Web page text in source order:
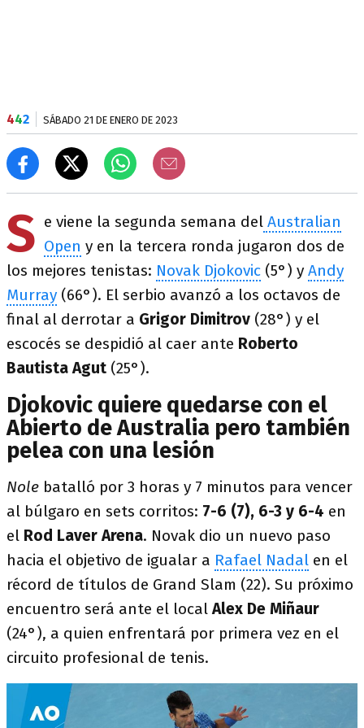
442 SÁBADO 21 DE ENERO DE 2023
S e viene la segunda semana del Australian
Open y en la tercera ronda jugaron dos de
los mejores tenistas: Novak Djokovic (5°) y Andy
Murray (66°). El serbio avanzó a los octavos de
final al derrotar a Grigor Dimitrov (28°) y el
escocés se despidió al caer ante Roberto
Bautista Agut (25°).
Djokovic quiere quedarse con el
Abierto de Australia pero también
pelea con una lesión
Nole batalló por 3 horas y 7 minutos para vencer
al búlgaro en sets corritos: 7-6 (7), 6-3 y 6-4 en
el Rod Laver Arena. Novak dio un nuevo paso
hacia el objetivo de igualar a Rafael Nadal en el
récord de títulos de Grand Slam (22). Su próximo
encuentro será ante el localAlex De Miñaur
(24°), a quien enfrentará por primera vez en el
circuito profesional de tenis.